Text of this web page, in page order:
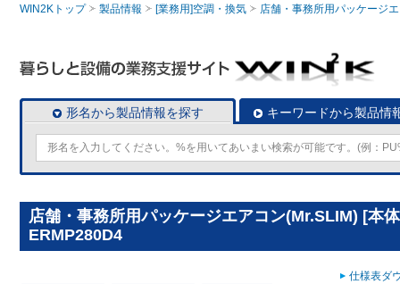
WIN2Kトップ 製品情報 [業務用]空調・換気 店舗・事務所用パッケージ
形名から製品情報を探す キーワードから製品情
店舗・事務所用パッケージエアコン(Mr.SLIM) [本
ERMP280D4
仕様表ダ